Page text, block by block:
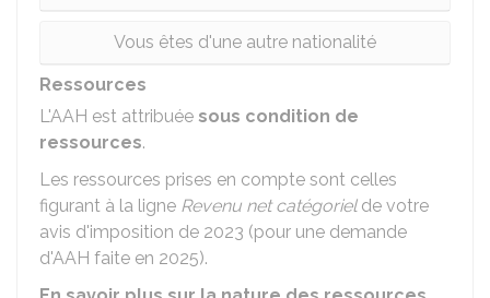
Vous êtes d'une autre nationalité
Ressources
L'AAH est attribuée sous condition de
ressources.
Les ressources prises en compte sont celles
figurant à la ligne Revenu net catégorielde votre
avis d'imposition de 2023 (pour une demande
d'AAH faite en 2025).